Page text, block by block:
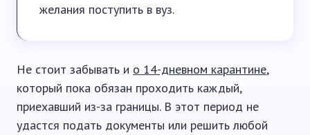
желания поступить в вуз.
Не стоит забывать и о 14-дневном карантине,
который пока обязан проходить каждый,
приехавший из-за границы. В этот период не
удастся подать документы или решить любой